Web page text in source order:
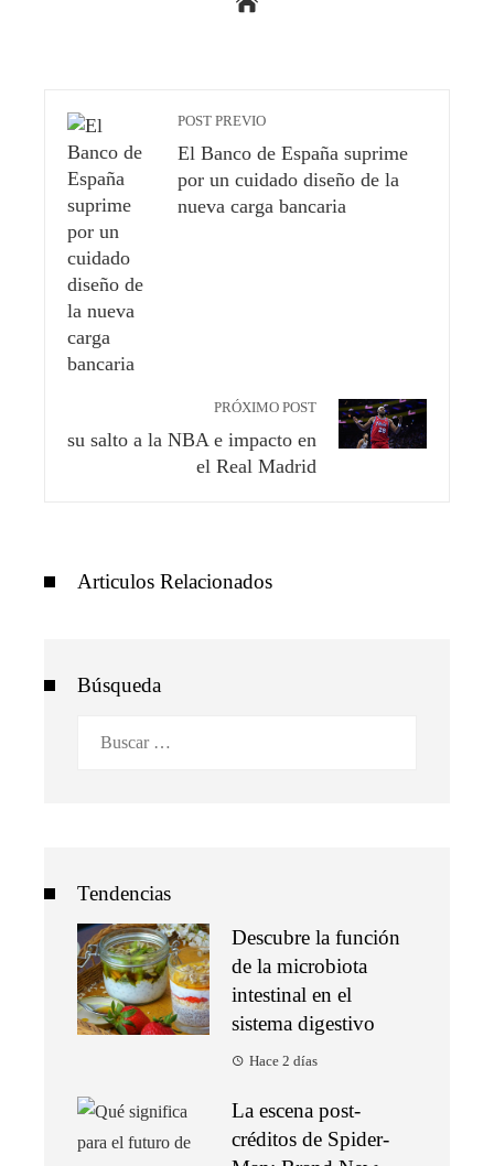
POST PREVIO
El Banco de España suprime
por un cuidado diseño de la
nueva carga bancaria
PRÓXIMO POST
su salto a la NBA e impacto en
el Real Madrid
Articulos Relacionados
Búsqueda
Tendencias
Descubre la función
de la microbiota
intestinal en el
sistema digestivo
Hace 2 días
La escena post-
créditos de Spider-